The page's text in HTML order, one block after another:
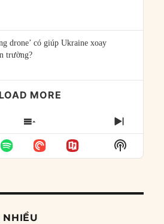
drone’ có giúp Ukraine xoay
trường?
LOAD MORE
SHOW
EPISODES
LIST
NEXT
Show
Podcast